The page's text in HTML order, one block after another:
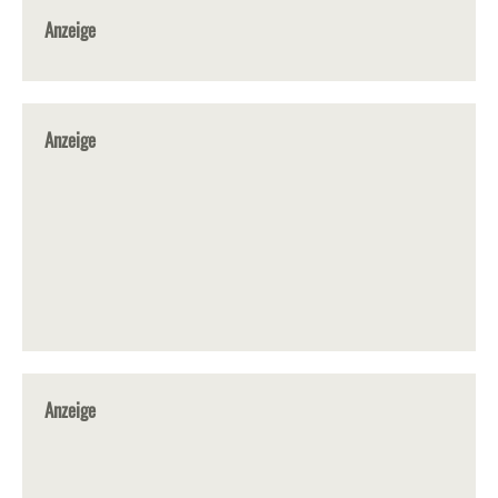
Anzeige
Anzeige
Anzeige